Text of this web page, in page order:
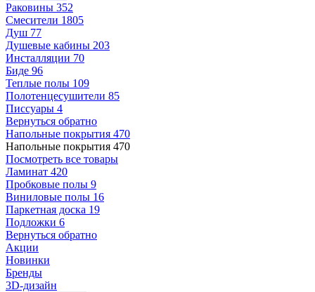
Раковины 352
Смесители 1805
Душ 77
Душевые кабины 203
Инсталляции 70
Биде 96
Теплые полы 109
Полотенцесушители 85
Писсуары 4
Вернуться обратно
Напольные покрытия 470
Напольные покрытия 470
Посмотреть все товары
Ламинат 420
Пробковые полы 9
Виниловые полы 16
Паркетная доска 19
Подложки 6
Вернуться обратно
Акции
Новинки
Бренды
3D-дизайн